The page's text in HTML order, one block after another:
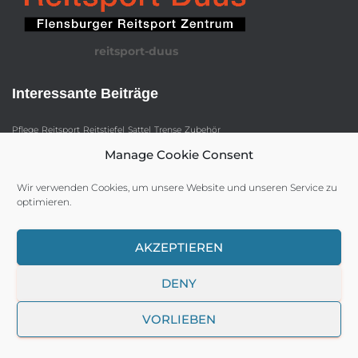
Manage Cookie Consent
Wir verwenden Cookies, um unsere Website und unseren Service zu
optimieren.
AKZEPTIEREN
DENY
VORLIEBEN
reitsport-duus
Interessante Beiträge
Pflege Reitsport Reitstiefel Sattel Trense Zubehör
HAFTUNGSAUSSCHLUSS (DISCLAIMER)
COOKIE POLICY (EU)
Hestia | Entwickelt von